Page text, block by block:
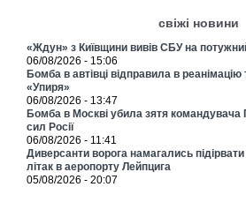
свіжі новини
«Ждун» з Київщини вивів СБУ на
06/08/2026 - 15:06
Бомба в автівці відправила в реанімацію
«Упиря»
06/08/2026 - 13:47
Бомба в Москві убила зятя командувача
сил Росії
06/08/2026 - 11:41
Диверсанти ворога намагались
літак в аеропорту Лейпцига
05/08/2026 - 20:07